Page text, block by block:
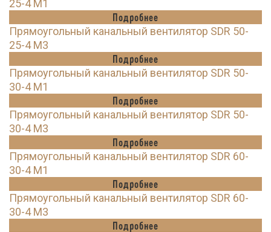
25-4 M1
Подробнее
Прямоугольный канальный вентилятор SDR 50-
25-4 M3
Подробнее
Прямоугольный канальный вентилятор SDR 50-
30-4 M1
Подробнее
Прямоугольный канальный вентилятор SDR 50-
30-4 M3
Подробнее
Прямоугольный канальный вентилятор SDR 60-
30-4 M1
Подробнее
Прямоугольный канальный вентилятор SDR 60-
30-4 M3
Подробнее